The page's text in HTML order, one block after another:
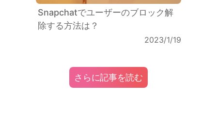
Snapchatでユーザーのブロック解
除する方法は？
2023/1/19
さらに記事を読む